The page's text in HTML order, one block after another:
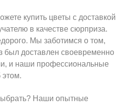
купить цветы с доставкой
в качестве сюрприза.
Мы заботимся о том,
был доставлен своевременно
и наши профессиональные
этом.
Наши опытные